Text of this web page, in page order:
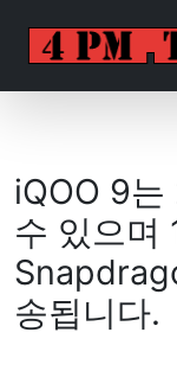
iQOO 9는
수 있으며
송됩니다.